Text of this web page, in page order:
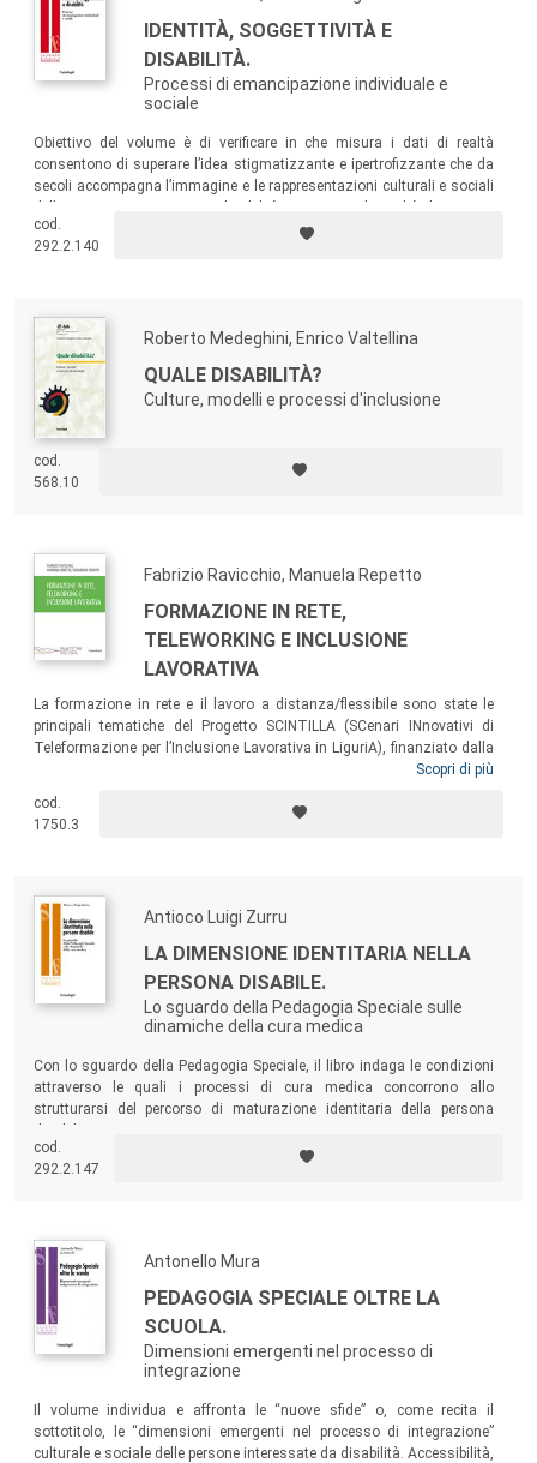
IDENTITÀ, SOGGETTIVITÀ E
DISABILITÀ.
Processi di emancipazione individuale e
sociale
Obiettivo del volume è di verificare in che misura i dati di realtà
consentono di superare l’idea stigmatizzante e ipertrofizzante che da
secoli accompagna l’immagine e le rappresentazioni culturali e sociali
esistenziali e di itinerari identitari aperti, invece, a ogni possibile
aspirazione e realizzazione.
cod.
292.2.140
Roberto Medeghini, Enrico Valtellina
QUALE DISABILITÀ?
Culture, modelli e processi d'inclusione
cod.
568.10
Fabrizio Ravicchio, Manuela Repetto
FORMAZIONE IN RETE,
TELEWORKING E INCLUSIONE
LAVORATIVA
La formazione in rete e il lavoro a distanza/flessibile sono state le
principali tematiche del Progetto SCINTILLA (SCenari INnovativi di
Teleformazione per l’Inclusione Lavorativa in LiguriA), finanziato dalla
Regione Liguria nel biennio 2013-2014 e condotto dall’Istituto per le
una sorta di “memoria” del progetto, raccogliendo i risultati conseguiti
da Scintilla, nonché il processo che ha portato al loro conseguimento.
Scopri di più
cod.
1750.3
Antioco Luigi Zurru
LA DIMENSIONE IDENTITARIA NELLA
PERSONA DISABILE.
Lo sguardo della Pedagogia Speciale sulle
dinamiche della cura medica
Con lo sguardo della Pedagogia Speciale, il libro indaga le condizioni
attraverso le quali i processi di cura medica concorrono allo
strutturarsi del percorso di maturazione identitaria della persona
cod.
292.2.147
Antonello Mura
PEDAGOGIA SPECIALE OLTRE LA
SCUOLA.
Dimensioni emergenti nel processo di
integrazione
Il volume individua e affronta le “nuove sfide” o, come recita il
sottotitolo, le “dimensioni emergenti nel processo di integrazione”
culturale e sociale delle persone interessate da disabilità. Accessibilità,